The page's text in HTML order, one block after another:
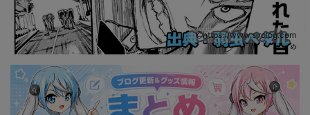
https://www.sirolog.com